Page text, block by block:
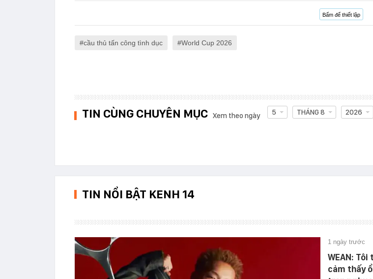
Bấm để thiết lập
cầu thủ tấn công tình dục World Cup 2026
TIN CÙNG CHUYÊN MỤC Xem theo ngày 5 THÁNG 8 2026
TIN NỔI BẬT KENH 14
1 ngày trước
WEAN:
cảm thấy